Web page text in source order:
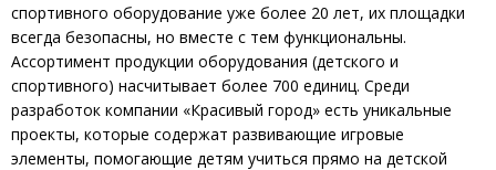
спортивного оборудование уже более 20 лет, их площадки
всегда безопасны, но вместе с тем функциональны.
Ассортимент продукции оборудования (детского и
спортивного) насчитывает более 700 единиц. Среди
разработок компании «Красивый город» есть уникальные
проекты, которые содержат развивающие игровые
элементы, помогающие детям учиться прямо на детской